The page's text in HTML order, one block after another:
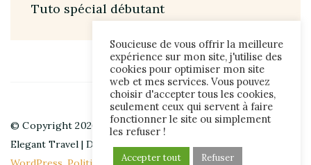
Tuto spécial débutant
© Copyright 2026 hibouchoucaillou. All Rights Reserved.
Elegant Travel | Developed ByBlossom Themes. Powered by
Soucieuse de vous offrir la meilleure
expérience sur mon site, j'utilise des
cookies pour optimiser mon site
web et mes services. Vous pouvez
choisir d'accepter tous les cookies,
seulement ceux qui servent à faire
fonctionner le site ou simplement
les refuser !
Accepter tout Refuser